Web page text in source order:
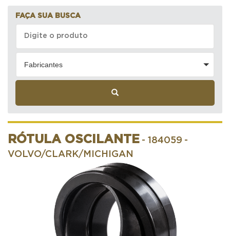
FAÇA SUA BUSCA
Fabricantes
RÓTULA OSCILANTE - 184059 -
VOLVO/CLARK/MICHIGAN